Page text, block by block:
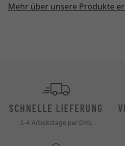
Mehr über unsere Produkte
SCHNELLE LIEFERUNG
2-4 Arbeitstage per DHL